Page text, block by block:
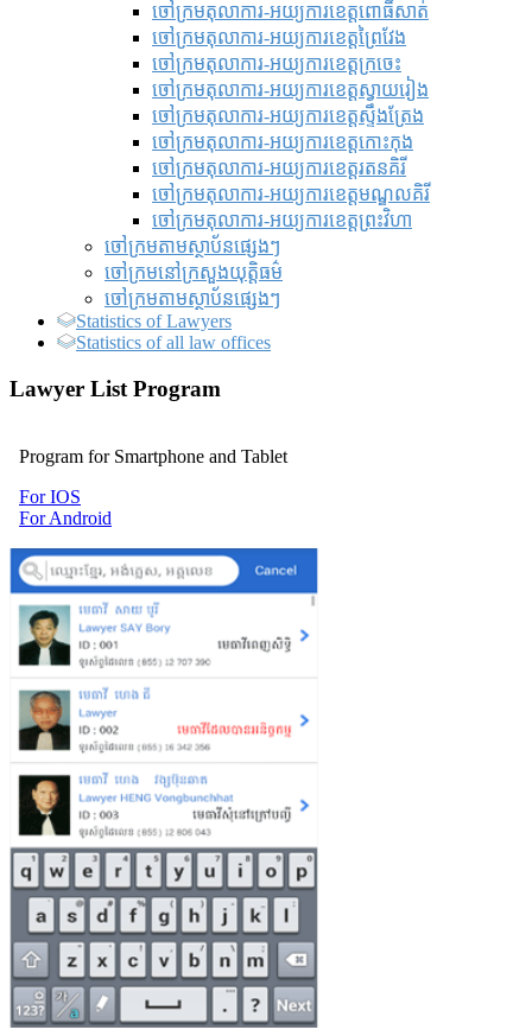
ចៅក្រមតុលាការ-អយ្យការខេត្តពោធិ៍សាត់
ចៅក្រមតុលាការ-អយ្យការខេត្តព្រៃវែង
ចៅក្រមតុលាការ-អយ្យការខេត្តក្រចេះ
ចៅក្រមតុលាការ-អយ្យការខេត្តស្វាយរៀង
ចៅក្រមតុលាការ-អយ្យការខេត្តស្ទឹងត្រែង
ចៅក្រមតុលាការ-អយ្យការខេត្តកោះកុង
ចៅក្រមតុលាការ-អយ្យការខេត្តរតនគិរី
ចៅក្រមតុលាការ-អយ្យការខេត្តមណ្ឌលគិរី
ចៅក្រមតុលាការ-អយ្យការខេត្តព្រះវិហា
ចៅក្រមតាមស្ថាប័នផ្សេងៗ
ចៅក្រមនៅក្រសួងយុត្តិធម៌
ចៅក្រមតាមស្ថាប័នផ្សេងៗ
Statistics of Lawyers
Statistics of all law offices
Lawyer List Program
Program for Smartphone and Tablet
For IOS
For Android